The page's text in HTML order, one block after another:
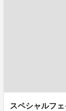
スペシャルフ